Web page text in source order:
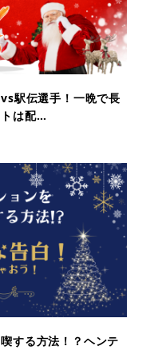
駅伝選手！一晩で長
は配…
する方法！？ヘンテ